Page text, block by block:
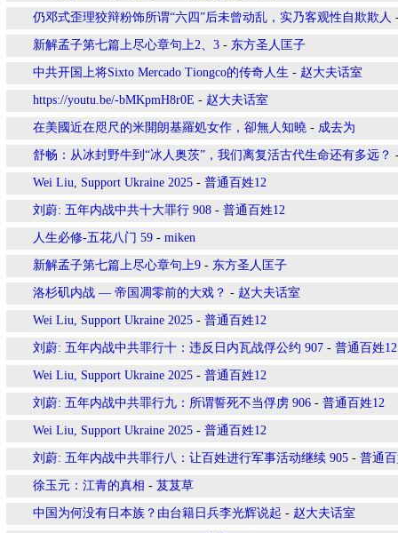
仍邓式歪理狡辩粉饰所谓“六四”后未曾动乱，实乃客观性自欺欺人
新解孟子第七篇上尽心章句上2、3 - 东方圣人匡子
中共开国上将Sixto Mercado Tiongco的传奇人生 - 赵大夫话室
https://youtu.be/-bMKpmH8r0E - 赵大夫话室
在美國近在咫尺的米開朗基羅処女作，卻無人知曉 - 成去为
舒畅：从冰封野牛到“冰人奥茨”，我们离复活古代生命还有多远？
Wei Liu, Support Ukraine 2025 - 普通百姓12
刘蔚: 五年内战中共十大罪行 908 - 普通百姓12
人生必修-五花八门 59 - miken
新解孟子第七篇上尽心章句上9 - 东方圣人匡子
洛杉矶内战 — 帝国凋零前的大戏？ - 赵大夫话室
Wei Liu, Support Ukraine 2025 - 普通百姓12
刘蔚: 五年内战中共罪行十：违反日内瓦战俘公约 907 - 普通百姓12
Wei Liu, Support Ukraine 2025 - 普通百姓12
刘蔚: 五年内战中共罪行九：所谓誓死不当俘虏 906 - 普通百姓12
Wei Liu, Support Ukraine 2025 - 普通百姓12
刘蔚: 五年内战中共罪行八：让百姓进行军事活动继续 905 - 普通
徐玉元：江青的真相 - 芨芨草
中国为何没有日本族？由台籍日兵李光辉说起 - 赵大夫话室